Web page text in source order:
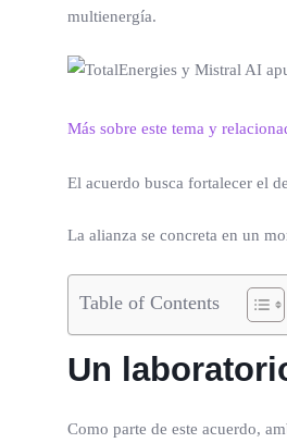
multienergía.
Más sobre este tema y
El acuerdo busca fortalecer el
La alianza se concreta en un
Table of Contents
Un
Como parte de este acuerdo,